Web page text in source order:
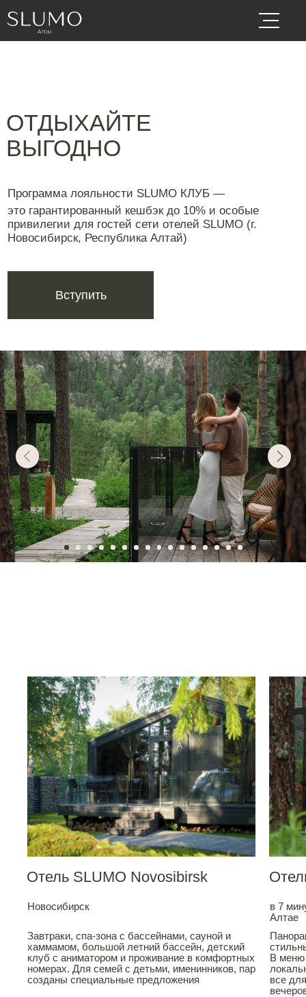
ОТДЫХАЙТЕ
ВЫГОДНО
привилегии для гостей сети отелей SLUMO (г.
Новосибирск, Республика Алтай)
спа-зона с бассейнами, сауной и
большой летний бассейн, детский
и проживание в комфортных
Для семей с детьми, именинников, пар
специальные предложения
SLUMO Novosibirsk
В меню
все
в 7
Алтае
Завтраки, спа-зона с бассейнами, сауной и
хаммамом, большой летний бассейн, детский
клуб с аниматором и проживание в комфортных
номерах. Для семей с детьми, именинников, пар
созданы специальные предложения
Новосибирск
Отель SLUMO Novosibirsk